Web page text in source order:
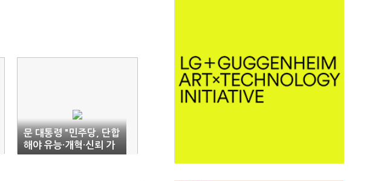
문 대통령 "민주당, 단합
해야 유능·개혁·신뢰 가
능"